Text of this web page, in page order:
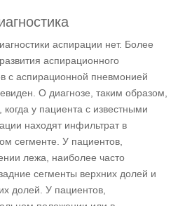
аспирации нет. Более
аспирационного
с аспирационной пневмонией
О диагнозе, таким образом,
у пациента с известными
находят инфильтрат в
сегменте. У пациентов,
лежа, наиболее часто
сегменты верхних долей и
долей. У пациентов,